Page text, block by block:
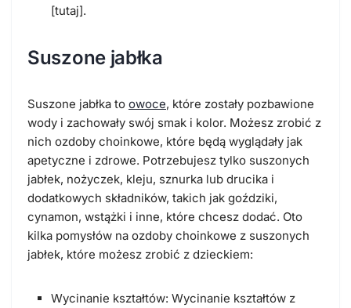
[tutaj].
Suszone jabłka
Suszone jabłka to owoce, które zostały pozbawione
wody i zachowały swój smak i kolor. Możesz zrobić z
nich ozdoby choinkowe, które będą wyglądały jak
apetyczne i zdrowe. Potrzebujesz tylko suszonych
jabłek, nożyczek, kleju, sznurka lub drucika i
dodatkowych składników, takich jak goździki,
cynamon, wstążki i inne, które chcesz dodać. Oto
kilka pomysłów na ozdoby choinkowe z suszonych
jabłek, które możesz zrobić z dzieckiem:
Wycinanie kształtów: Wycinanie kształtów z